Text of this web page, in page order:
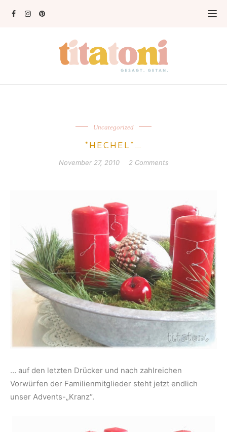
Uncategorized
*HECHEL*…
November 27, 2010 2 Comments
… auf den letzten Drücker und nach zahlreichen
Vorwürfen der Familienmitglieder steht jetzt endlich
unser Advents-„Kranz“.